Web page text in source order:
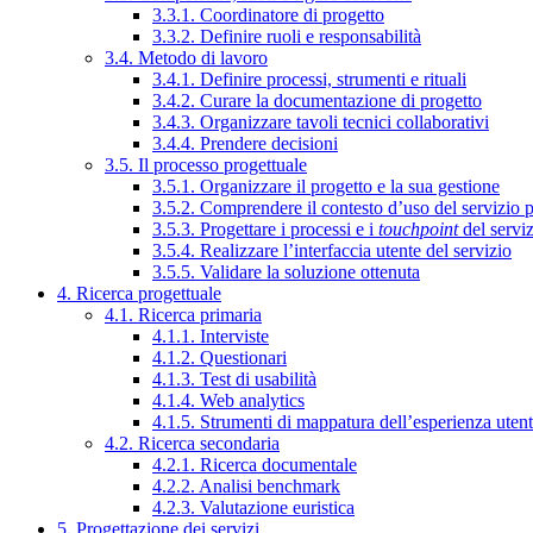
3.3.1. Coordinatore di progetto
3.3.2. Definire ruoli e responsabilità
3.4. Metodo di lavoro
3.4.1. Definire processi, strumenti e rituali
3.4.2. Curare la documentazione di progetto
3.4.3. Organizzare tavoli tecnici collaborativi
3.4.4. Prendere decisioni
3.5. Il processo progettuale
3.5.1. Organizzare il progetto e la sua gestione
3.5.2. Comprendere il contesto d’uso del servizio
3.5.3. Progettare i processi e i touchpointdel
3.5.4. Realizzare l’interfaccia utente del servizio
3.5.5. Validare la soluzione ottenuta
4. Ricerca progettuale
4.1. Ricerca primaria
4.1.1. Interviste
4.1.2. Questionari
4.1.3. Test di usabilità
4.1.4. Web analytics
4.1.5. Strumenti di mappatura dell’esperienza
4.2. Ricerca secondaria
4.2.1. Ricerca documentale
4.2.2. Analisi benchmark
4.2.3. Valutazione euristica
5. Progettazione dei servizi